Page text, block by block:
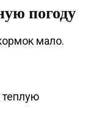
погоду
мало.